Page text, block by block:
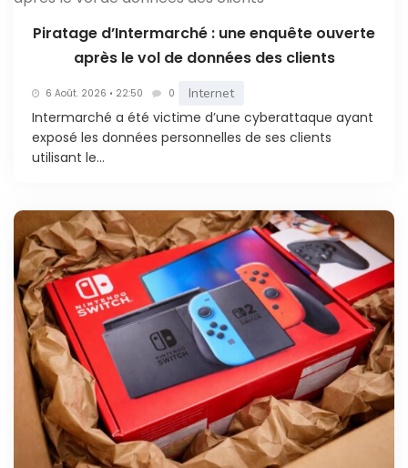
Piratage d’Intermarché : une enquête ouverte
après le vol de données des clients
6 Août. 2026 • 22:50 0 Internet
Intermarché a été victime d’une cyberattaque ayant
exposé les données personnelles de ses clients
utilisant le...